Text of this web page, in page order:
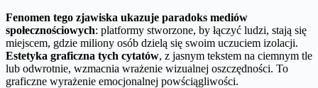
Fenomen tego zjawiska ukazuje paradoks mediów
społecznościowych: platformy stworzone, by łączyć ludzi, stają się
miejscem, gdzie miliony osób dzielą się swoim uczuciem izolacji.
Estetyka graficzna tych cytatów, z jasnym tekstem na ciemnym tle
lub odwrotnie, wzmacnia wrażenie wizualnej oszczędności. To
graficzne wyrażenie emocjonalnej powściągliwości.